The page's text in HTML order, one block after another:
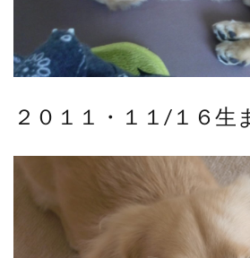
２０１１・１１/１６